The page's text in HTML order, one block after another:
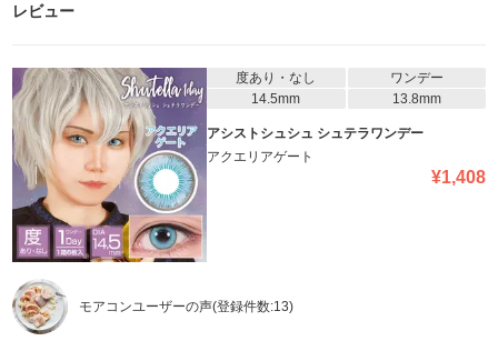
レビュー
度あり・なし
ワンデー
14.5mm
13.8mm
アシストシュシュ シュテラワンデー
アクエリアゲート
¥1,408
モアコンユーザーの声(登録件数:13)